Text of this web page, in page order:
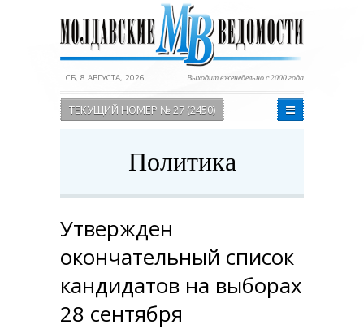
СБ, 8 АВГУСТА, 2026 Выходит еженедельно с 2000 года
ТЕКУЩИЙ НОМЕР № 27 (2450)
Политика
Утвержден
окончательный список
кандидатов на выборах
28 сентября